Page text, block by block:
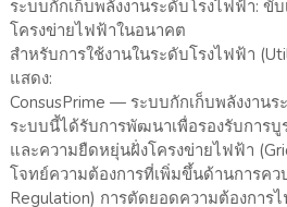
ระบบกักเก็บพลังงานระดับโรงไฟฟ้า: ขั
โครงข่ายไฟฟ้าในอนาคต
สำหรับการใช้งานในระดับโรงไฟฟ้า
แสดง:
ConsusPrime — ระบบกักเก็บพลังงานร
ระบบนี้ได้รับการพัฒนาเพื่อรองรับการ
และความยืดหยุ่นฝั่งโครงข่ายไฟฟ้า
โจทย์ความต้องการที่เพิ่มขึ้นด้านการค
Regulation) การตัดยอดความต้องการ